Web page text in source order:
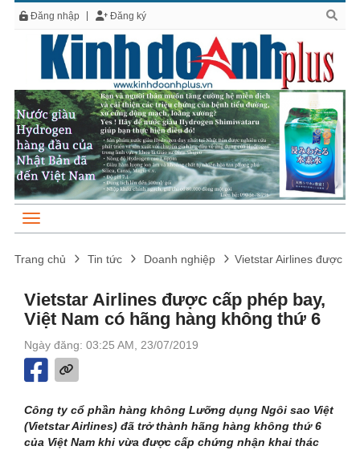
Đăng nhập Đăng ký
Trang chủ Tin tức Doanh nghiệp Vietstar Airlines được
Vietstar Airlines được cấp phép bay,
Việt Nam có hãng hàng không thứ 6
Ngày đăng: 03:25 AM, 23/07/2019
Công ty cổ phần hàng không Lưỡng dụng Ngôi sao Việt
(Vietstar Airlines) đã trở thành hãng hàng không thứ 6
của Việt Nam khi vừa được cấp chứng nhận khai thác